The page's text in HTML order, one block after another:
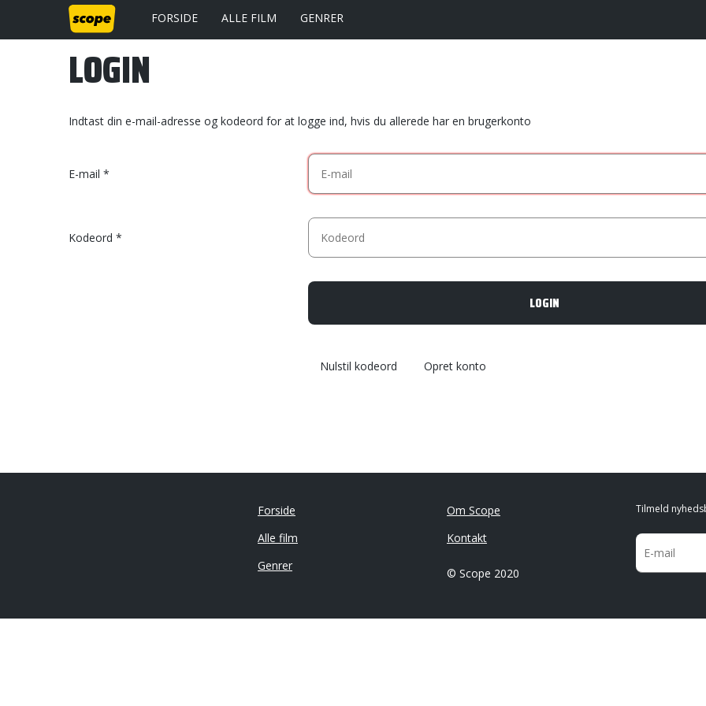
FORSIDE ALLE FILM GENRER
LOGIN
Indtast din e-mail-adresse og kodeord for at logge ind, hvis du allerede har en brugerkonto
E-mail
Kodeord
Nulstil kodeord Opret konto
Forside
Alle film
Genrer
Om Scope
Kontakt
© Scope 2020
Tilmeld